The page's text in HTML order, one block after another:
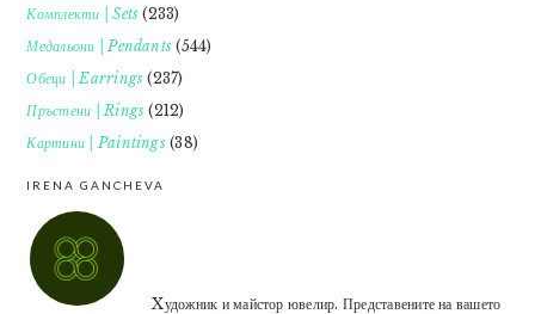
Комплекти | Sets (233)
Медальони | Pendants (544)
Обеци | Earrings (237)
Пръстени | Rings (212)
Картини | Paintings(38)
IRENA GANCHEVA
Xудожник и майстор ювелир. Представените на вашето